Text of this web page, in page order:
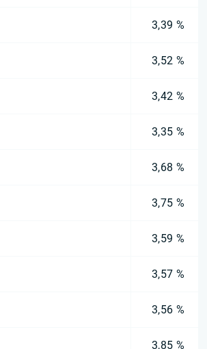
3,39 %
3,52 %
3,42 %
3,35 %
3,68 %
3,75 %
3,59 %
3,57 %
3,56 %
3,85 %